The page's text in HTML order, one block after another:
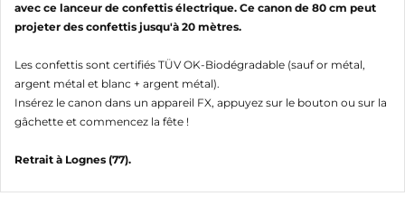
avec ce lanceur de confettis électrique. Ce canon de 80 cm peut
projeter des confettis jusqu'à 20 mètres.
Les confettis sont certifiés TÜV OK-Biodégradable (sauf or métal,
argent métal et blanc + argent métal).
Insérez le canon dans un appareil FX, appuyez sur le bouton ou sur la
gâchette et commencez la fête !
Retrait à Lognes (77).